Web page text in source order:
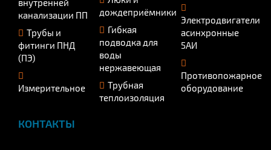
внутренней
канализации ПП
Трубы и
фитинги ПНД
(ПЭ)
Измерительное
дождеприёмники
Гибкая
подводка для
воды
нержавеющая
Трубная
теплоизоляция
Электродвигатели
асинхронные
5АИ
Противопожарное
оборудование
КОНТАКТЫ